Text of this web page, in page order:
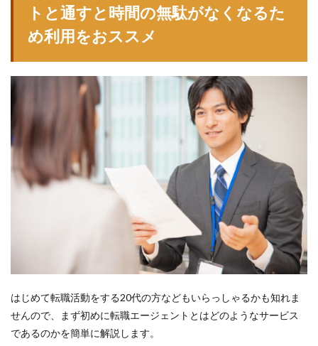
トと通すと時間の無駄がなくなるた
め利用をおススメ
はじめて転職活動をする20代の方などもいらっしゃるかも知れま
せんので、まず初めに転職エージェントとはどのようなサービス
であるのかを簡単に解説します。